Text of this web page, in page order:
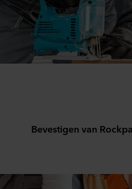
Bevestigen van